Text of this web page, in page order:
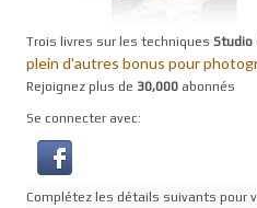
Trois livres sur les techniques Studio
plein d'autres bonus pour
Rejoignez plus de 30,000 abonnés
Se connecter avec:
Complétez les détails suivants pour